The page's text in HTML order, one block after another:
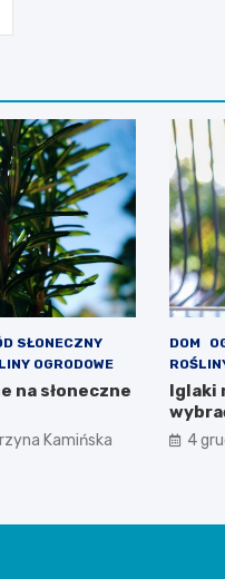
SŁONECZNY
OGRODOWE
na słoneczne
Kamińska
DOM
Iglaki
4